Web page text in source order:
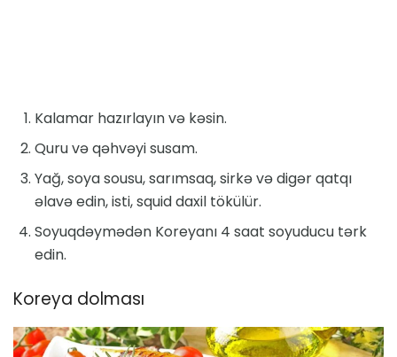
Kalamar hazırlayın və kəsin.
Quru və qəhvəyi susam.
Yağ, soya sousu, sarımsaq, sirkə və digər qatqı
əlavə edin, isti, squid daxil tökülür.
Soyuqdəymədən Koreyanı 4 saat soyuducu tərk
edin.
Koreya dolması